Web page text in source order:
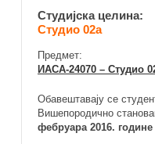
Студијска целина:
Студио 02а
Предмет:
ИАСА-24070 – Студио
Обавештавају се
Вишепородично
фебруара 2016.